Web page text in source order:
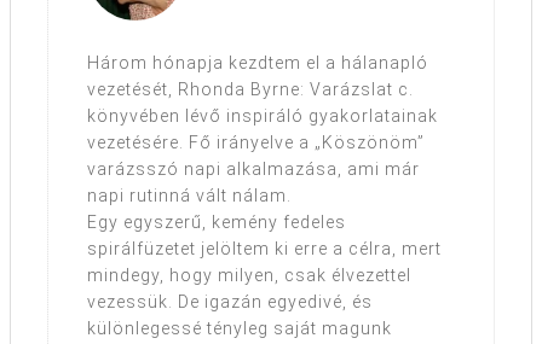
Három hónapja kezdtem el a hálanapló
vezetését, Rhonda Byrne: Varázslat c.
könyvében lévő inspiráló gyakorlatainak
vezetésére. Fő irányelve a „Köszönöm”
varázsszó napi alkalmazása, ami már
napi rutinná vált nálam.
Egy egyszerű, kemény fedeles
spirálfüzetet jelöltem ki erre a célra, mert
mindegy, hogy milyen, csak élvezettel
vezessük. De igazán egyedivé, és
különlegessé tényleg saját magunk